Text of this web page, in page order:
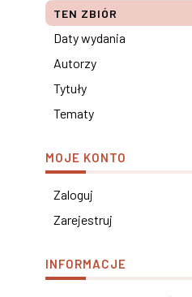
TEN ZBIÓR
Daty wydania
Autorzy
Tytuły
Tematy
MOJE KONTO
Zaloguj
Zarejestruj
INFORMACJE